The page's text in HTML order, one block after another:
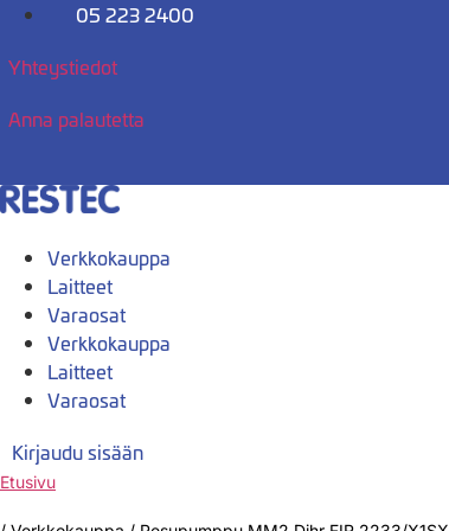
Mene
05 223 2400
Yhteystiedot
Anna palautetta
Verkkokauppa
Laitteet
Varaosat
Verkkokauppa
Laitteet
Varaosat
Kirjaudu sisään
Etusivu